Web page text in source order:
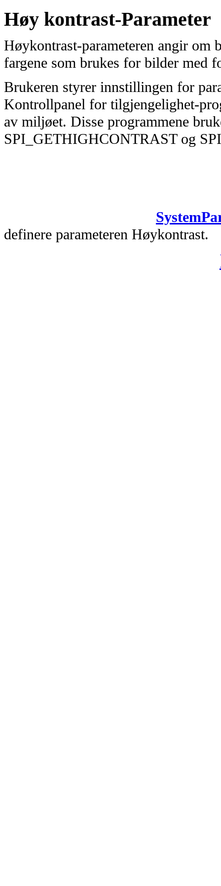
Høy kontrast-Parameter
Høykontrast-parameteren angir om
fargene som brukes for bilder med
Brukeren styrer innstillingen for
Kontrollpanel for tilgjengelighet-
av miljøet. Disse programmene
SPI_GETHIGHCONTRAST og
definere parameteren Høykontrast.